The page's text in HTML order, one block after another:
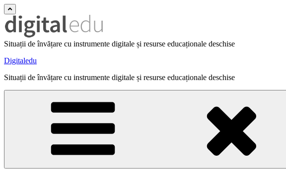
Situații de învățare cu instrumente digitale și resurse educaționale deschise
Digitaledu
Situații de învățare cu instrumente digitale și resurse educaționale deschise